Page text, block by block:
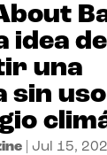
idea de
una
sin
| Jul 15,